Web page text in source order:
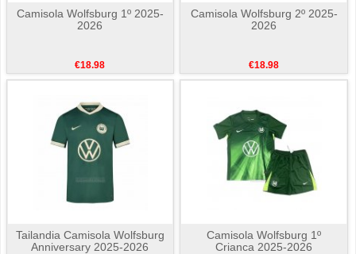
Camisola Wolfsburg 1º 2025-
2026
€18.98
Camisola Wolfsburg 2º 2025-
2026
€18.98
Tailandia Camisola Wolfsburg
Anniversary 2025-2026
Camisola Wolfsburg 1º
Crianca 2025-2026